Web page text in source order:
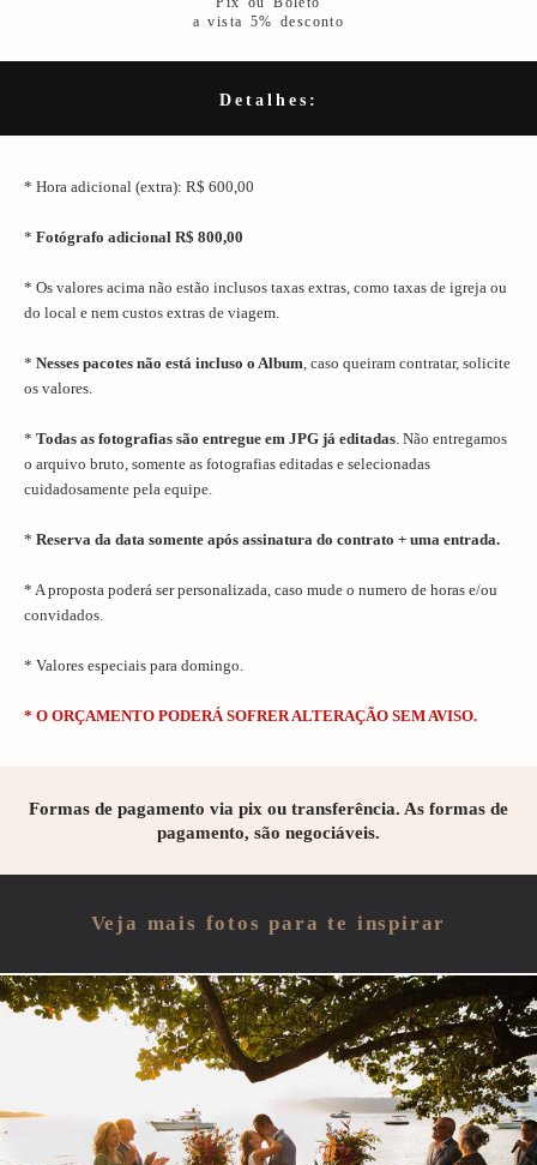
a vista 5% desconto
Detalhes:
* Hora adicional (extra): R$ 600,00
* Fotógrafo adicional R$ 800,00
* Os valores acima não estão inclusos taxas extras, como taxas de igreja ou
do local e nem custos extras de viagem.
* Nesses pacotes não está incluso o Album, caso queiram contratar, solicite
os valores.
* Todas as fotografias são entregue em JPG já editadas. Não entregamos
o arquivo bruto, somente as fotografias editadas e selecionadas
cuidadosamente pela equipe.
* Reserva da data somente após assinatura do contrato + uma entrada.
* A proposta poderá ser personalizada, caso mude o numero de horas e/ou
convidados.
* Valores especiais para domingo.
* O ORÇAMENTO PODERÁ SOFRER ALTERAÇÃO SEM AVISO.
Formas de pagamento via pix ou transferência. As formas de
pagamento, são negociáveis.
Veja mais fotos para te inspirar